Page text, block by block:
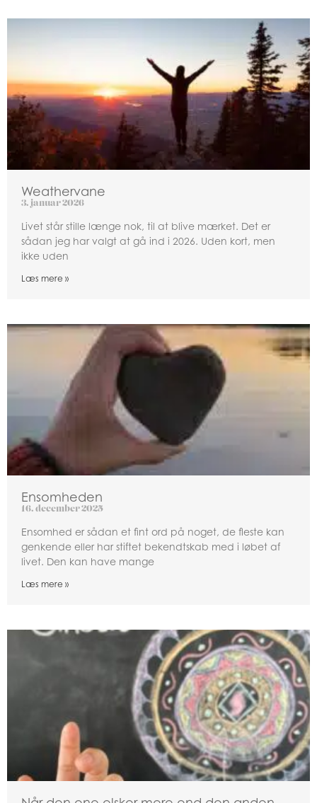
Weathervane
3. januar 2026
Livet står stille længe nok, til at blive mærket. Det er
sådan jeg har valgt at gå ind i 2026. Uden kort, men
ikke uden
Læs mere »
Ensomheden
16. december 2025
Ensomhed er sådan et fint ord på noget, de fleste kan
genkende eller har stiftet bekendtskab med i løbet af
livet. Den kan have mange
Læs mere »